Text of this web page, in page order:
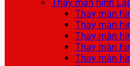
Thay màn hình
Thay màn
Thay màn
Thay màn
Thay màn
Thay màn